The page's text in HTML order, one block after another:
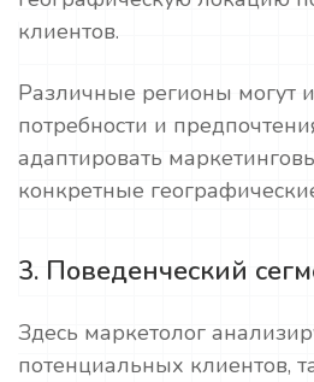
клиентов.
Различные регионы могут
потребности и
адаптировать
конкретные
3. Поведенческий
Здесь маркетолог
потенциальных клиентов,